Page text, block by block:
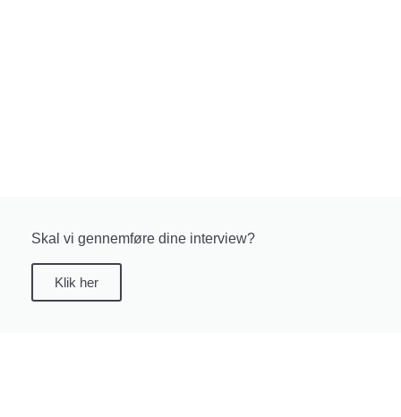
Skal vi gennemføre dine interview?
Klik her